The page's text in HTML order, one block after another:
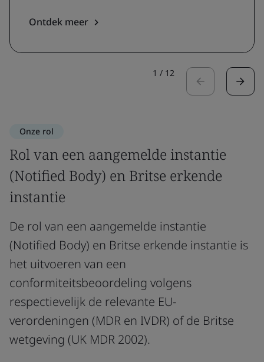
Ontdek meer
1 / 12
Onze rol
Rol van een aangemelde instantie
(Notified Body) en Britse erkende
instantie
De rol van een aangemelde instantie
(Notified Body) en Britse erkende instantie is
het uitvoeren van een
conformiteitsbeoordeling volgens
respectievelijk de relevante EU-
verordeningen (MDR en IVDR) of de Britse
wetgeving (UK MDR 2002).